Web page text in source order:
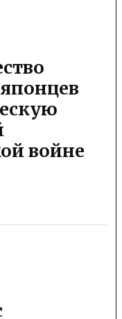
войне